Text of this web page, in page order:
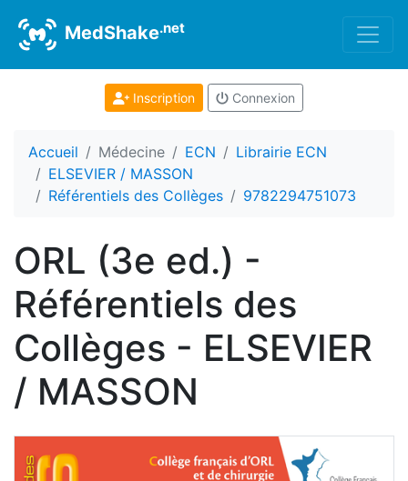
MedShake.net
Inscription Connexion
Accueil Médecine ECN
Librairie ECN
ELSEVIER / MASSON
Référentiels des Collèges
9782294751073
ORL (3e ed.) -
Référentiels des
Collèges - ELSEVIER
/ MASSON